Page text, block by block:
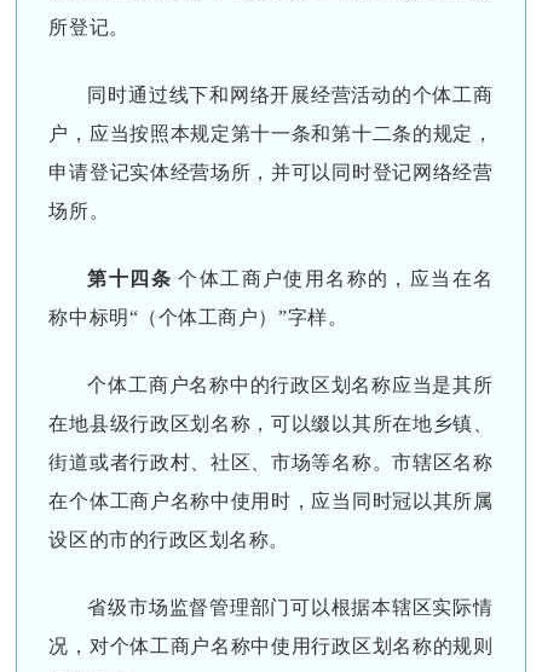
所登记。
同时通过线下和网络开展经营活动的个体工商
户，应当按照本规定第十一条和第十二条的规定，
申请登记实体经营场所，并可以同时登记网络经营
场所。
第十四条 个体工商户使用名称的，应当在名
称中标明“（个体工商户）”字样。
个体工商户名称中的行政区划名称应当是其所
在地县级行政区划名称，可以缀以其所在地乡镇、
街道或者行政村、社区、市场等名称。市辖区名称
在个体工商户名称中使用时，应当同时冠以其所属
设区的市的行政区划名称。
省级市场监督管理部门可以根据本辖区实际情
况，对个体工商户名称中使用行政区划名称的规则